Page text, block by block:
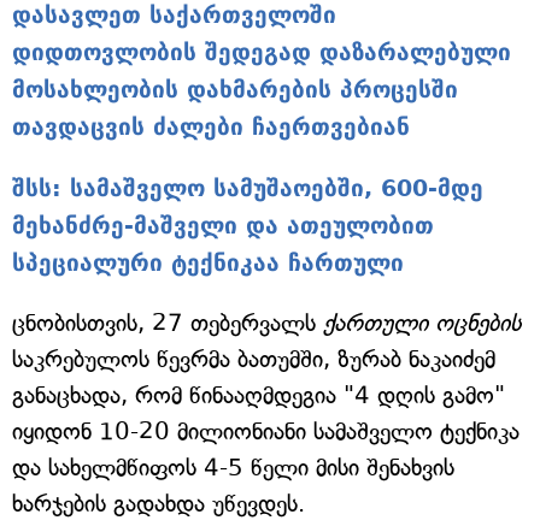
დასავლეთ საქართველოში
დიდთოვლობის შედეგად დაზარალებული
მოსახლეობის დახმარების პროცესში
თავდაცვის ძალები ჩაერთვებიან
შსს: სამაშველო სამუშაოებში, 600-მდე
მეხანძრე-მაშველი და ათეულობით
სპეციალური ტექნიკაა ჩართული
ცნობისთვის, 27 თებერვალს ქართული ოცნების
საკრებულოს წევრმა ბათუმში, ზურაბ ნაკაიძემ
განაცხადა, რომ წინააღმდეგია "4 დღის გამო"
იყიდონ 10-20 მილიონიანი სამაშველო ტექნიკა
და სახელმწიფოს 4-5 წელი მისი შენახვის
ხარჯების გადახდა უწევდეს.